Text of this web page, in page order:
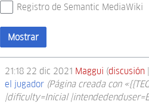
Registro de Semantic MediaWiki
Mostrar
21:18 22 dic 2021 Maggui discusión
el jugador (Página creada con
|dificulty=Inicial